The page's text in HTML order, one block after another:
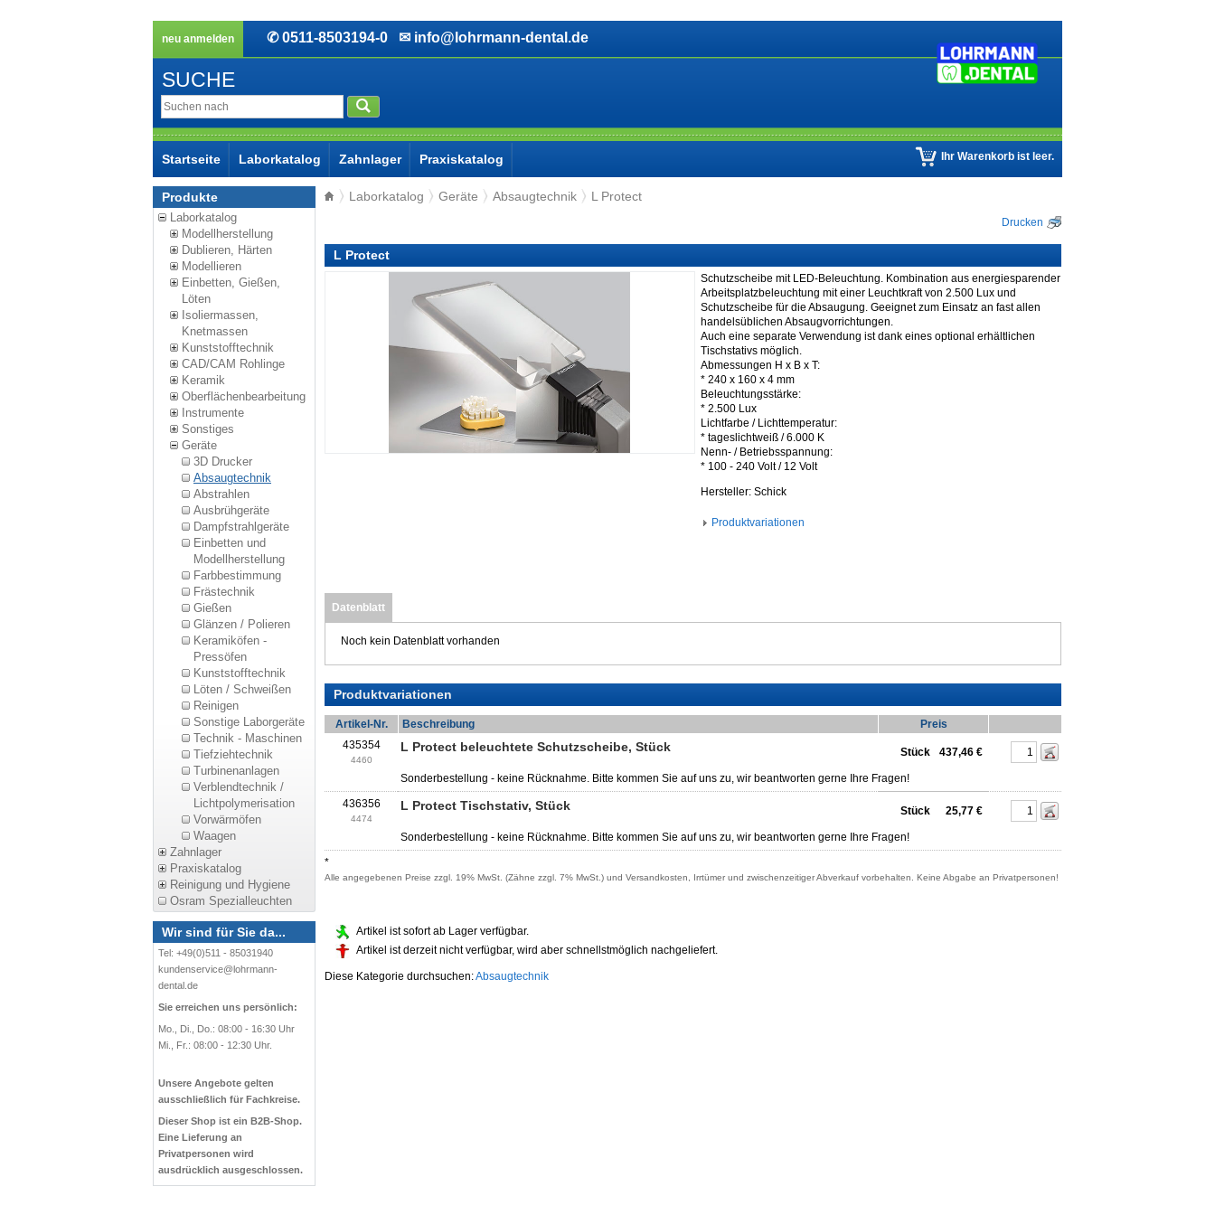
neu anmelden ✆ 0511-8503194-0 ✉ info@lohrmann-dental.de
SUCHE
Startseite Laborkatalog Zahnlager Praxiskatalog Ihr Warenkorb ist leer.
Produkte
Laborkatalog
Modellherstellung
Dublieren, Härten
Modellieren
Einbetten, Gießen,
Löten
Isoliermassen,
Knetmassen
Kunststofftechnik
CAD/CAM Rohlinge
Keramik
Oberflächenbearbeitung
Instrumente
Sonstiges
Geräte
3D Drucker
Absaugtechnik
Abstrahlen
Ausbrühgeräte
Dampfstrahlgeräte
Einbetten und
Modellherstellung
Farbbestimmung
Frästechnik
Gießen
Glänzen / Polieren
Keramiköfen -
Pressöfen
Kunststofftechnik
Löten / Schweißen
Reinigen
Sonstige Laborgeräte
Technik - Maschinen
Tiefziehtechnik
Turbinenanlagen
Verblendtechnik /
Lichtpolymerisation
Vorwärmöfen
Waagen
Zahnlager
Praxiskatalog
Reinigung und Hygiene
Osram Spezialleuchten
Wir sind für Sie da...
Tel: +49(0)511 - 85031940
kundenservice@lohrmann-
dental.de
Sie erreichen uns persönlich:
Mo., Di., Do.: 08:00 - 16:30 Uhr
Mi., Fr.: 08:00 - 12:30 Uhr.
Unsere Angebote gelten
ausschließlich für Fachkreise.
Dieser Shop ist ein B2B-Shop.
Eine Lieferung an
Privatpersonen wird
ausdrücklich ausgeschlossen.
Laborkatalog Geräte Absaugtechnik L Protect
Drucken
L Protect
Schutzscheibe mit LED-Beleuchtung. Kombination aus energiesparender
Arbeitsplatzbeleuchtung mit einer Leuchtkraft von 2.500 Lux und
Schutzscheibe für die Absaugung. Geeignet zum Einsatz an fast allen
handelsüblichen Absaugvorrichtungen.
Auch eine separate Verwendung ist dank eines optional erhältlichen
Tischstativs möglich.
Abmessungen H x B x T:
* 240 x 160 x 4 mm
Beleuchtungsstärke:
* 2.500 Lux
Lichtfarbe / Lichttemperatur:
* tageslichtweiß / 6.000 K
Nenn- / Betriebsspannung:
* 100 - 240 Volt / 12 Volt
Hersteller: Schick
Produktvariationen
Datenblatt
Noch kein Datenblatt vorhanden
Produktvariationen
Artikel-Nr. Beschreibung
Preis
435354
4460
L Protect beleuchtete Schutzscheibe, Stück Stück 437,46 €
Sonderbestellung - keine Rücknahme. Bitte kommen Sie auf uns zu, wir beantworten gerne Ihre Fragen!
436356
4474
L Protect Tischstativ, Stück Stück 25,77 €
Sonderbestellung - keine Rücknahme. Bitte kommen Sie auf uns zu, wir beantworten gerne Ihre Fragen!
*
Alle angegebenen Preise zzgl. 19% MwSt. (Zähne zzgl. 7% MwSt.) und Versandkosten, Irrtümer und zwischenzeitiger Abverkauf vorbehalten. Keine Abgabe an Privatpersonen!
Artikel ist sofort ab Lager verfügbar.
Artikel ist derzeit nicht verfügbar, wird aber schnellstmöglich nachgeliefert.
Diese Kategorie durchsuchen:Absaugtechnik